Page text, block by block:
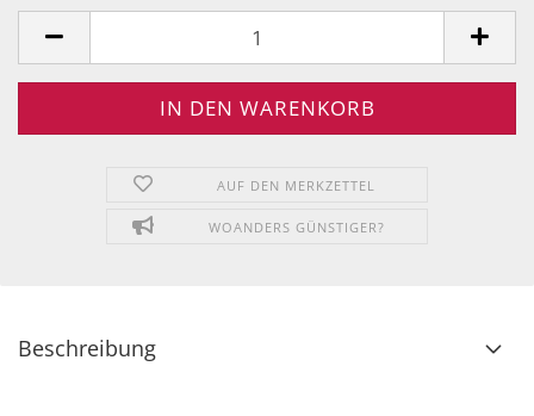
AUF DEN MERKZETTEL
WOANDERS GÜNSTIGER?
Beschreibung